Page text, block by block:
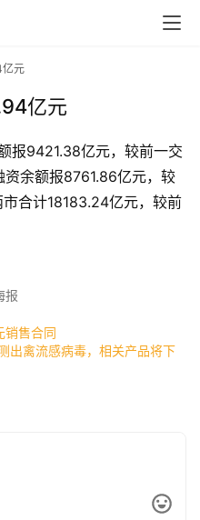
亿元
亿元
报9421.38亿元，较前一交
余额报8761.86亿元，较
合计18183.24亿元，较前
报
销售合同
出禽流感病毒，相关产品将下